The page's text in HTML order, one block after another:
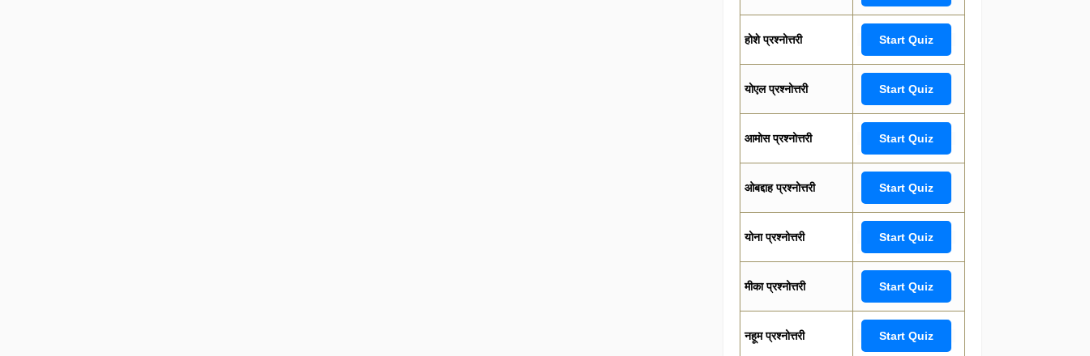
होशे प्रश्नोत्तरी Start Quiz
योएल प्रश्नोत्तरी Start Quiz
आमोस प्रश्नोत्तरी Start Quiz
ओबद्दाह प्रश्नोत्तरी Start Quiz
योना प्रश्नोत्तरी Start Quiz
मीका प्रश्नोत्तरी Start Quiz
नहूम प्रश्नोत्तरी Start Quiz